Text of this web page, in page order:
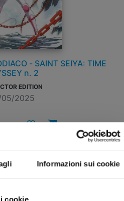
Informazioni sui cookie
- SAINT SEIYA: TIME
n. 2
EDITION
2025